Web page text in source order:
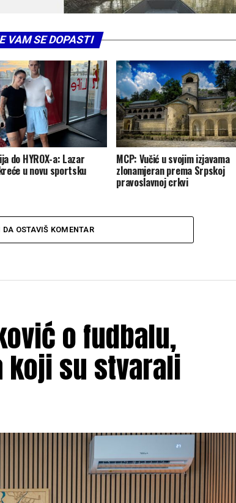
VAM SE DOPASTI
do HYROX-a: Lazar
u novu sportsku
MCP: Vučić u svojim izjavama
zlonamjeran prema Srpskoj
pravoslavnoj crkvi
DA OSTAVIŠ KOMENTAR
o fudbalu,
su stvarali